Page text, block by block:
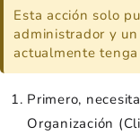
Esta acción solo
administrador y
actualmente
Primero,
Organización